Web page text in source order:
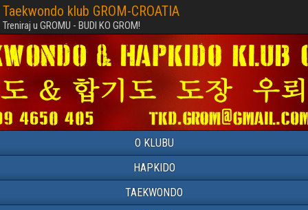
Taekwondo klub GROM-CROATIA
Treniraj u GROMU - BUDI KO GROM!
O KLUBU
HAPKIDO
TAEKWONDO